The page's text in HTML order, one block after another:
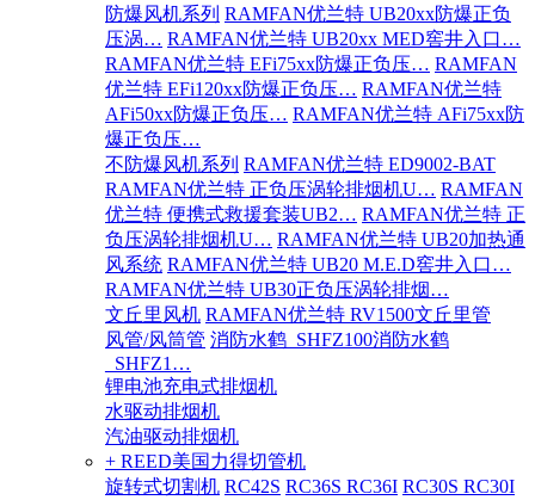
防爆风机系列 RAMFAN优兰特 UB20xx防爆正负
压涡… RAMFAN优兰特 UB20xx MED窖井入口…
RAMFAN优兰特 EFi75xx防爆正负压… RAMFAN
优兰特 EFi120xx防爆正负压… RAMFAN优兰特
AFi50xx防爆正负压… RAMFAN优兰特 AFi75xx防
爆正负压…
不防爆风机系列 RAMFAN优兰特 ED9002-BAT
RAMFAN优兰特 正负压涡轮排烟机U… RAMFAN
优兰特 便携式救援套装UB2… RAMFAN优兰特 正
负压涡轮排烟机U… RAMFAN优兰特 UB20加热通
风系统 RAMFAN优兰特 UB20 M.E.D窖井入口…
RAMFAN优兰特 UB30正负压涡轮排烟…
文丘里风机 RAMFAN优兰特 RV1500文丘里管
风管/风筒管 消防水鹤_SHFZ100消防水鹤
_SHFZ1…
锂电池充电式排烟机
水驱动排烟机
汽油驱动排烟机
+ REED美国力得切管机
旋转式切割机 RC42S RC36S RC36I RC30S RC30I